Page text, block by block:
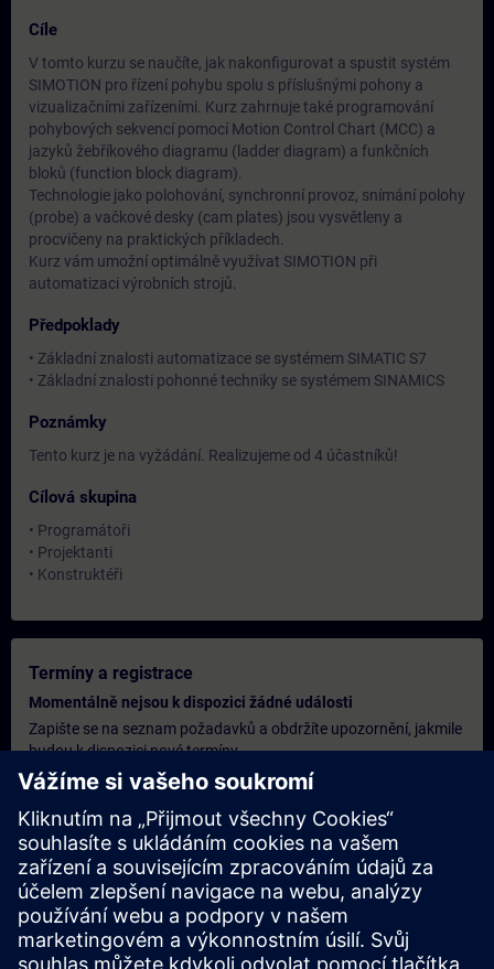
Cíle
V tomto kurzu se naučíte, jak nakonfigurovat a spustit systém
SIMOTION pro řízení pohybu spolu s příslušnými pohony a
vizualizačními zařízeními. Kurz zahrnuje také programování
pohybových sekvencí pomocí Motion Control Chart (MCC) a
jazyků žebříkového diagramu (ladder diagram) a funkčních
bloků (function block diagram).
Technologie jako polohování, synchronní provoz, snímání polohy
(probe) a vačkové desky (cam plates) jsou vysvětleny a
procvičeny na praktických příkladech.
Kurz vám umožní optimálně využívat SIMOTION při
automatizaci výrobních strojů.
Předpoklady
• Základní znalosti automatizace se systémem SIMATIC S7
• Základní znalosti pohonné techniky se systémem SINAMICS
Poznámky
Tento kurz je na vyžádání. Realizujeme od 4 účastníků!
Cílová skupina
• Programátoři
• Projektanti
• Konstruktéři
Termíny a registrace
Momentálně nejsou k dispozici žádné události
Zapište se na seznam požadavků a obdržíte upozornění, jakmile
budou k dispozici nové termíny.
Aktivujte službu upozornění
Personalizovaná cenová nabídka
Pokud potřebujete standardní ceníkovou nabídku pro toto
školení, například pro vaše nákupní oddělení, klikněte na odkaz
níže. Nejprve je nutné poskytnout několik osobních údajů a poté